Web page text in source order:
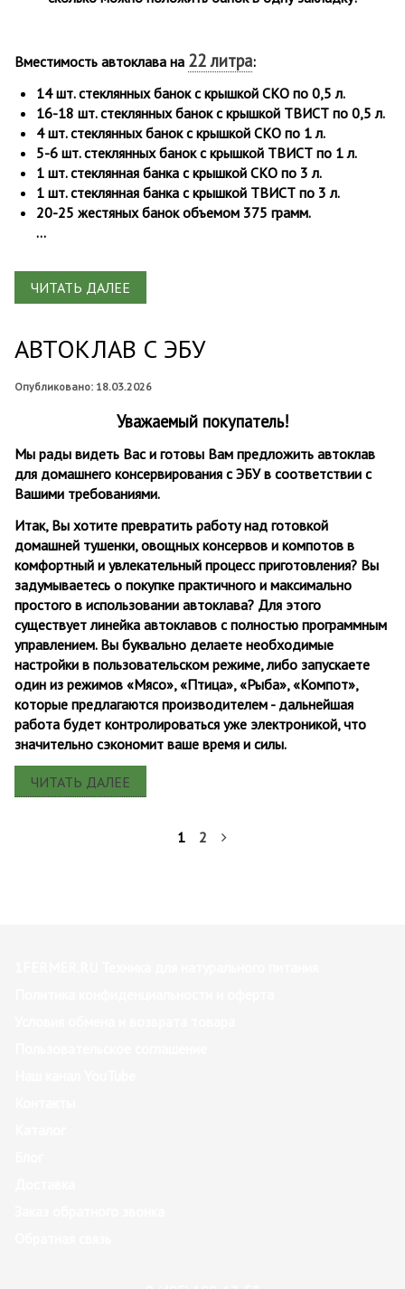
Вместимость автоклава на 22 литра:
14 шт. стеклянных банок с крышкой СКО по 0,5 л.
16-18 шт. стеклянных банок с крышкой ТВИСТ по 0,5 л.
4 шт. стеклянных банок с крышкой СКО по 1 л.
5-6 шт. стеклянных банок с крышкой ТВИСТ по 1 л.
1 шт. стеклянная банка с крышкой СКО по 3 л.
1 шт. стеклянная банка с крышкой ТВИСТ по 3 л.
20-25 жестяных банок объемом 375 грамм.
...
ЧИТАТЬ ДАЛЕЕ
АВТОКЛАВ С ЭБУ
Опубликовано: 18.03.2026
Уважаемый покупатель!
Мы рады видеть Вас и готовы Вам предложить автоклав
для домашнего консервирования с ЭБУ в соответствии с
Вашими требованиями.
Итак, Вы хотите превратить работу над готовкой
домашней тушенки, овощных консервов и компотов в
комфортный и увлекательный процесс приготовления? Вы
задумываетесь о покупке практичного и максимально
простого в использовании автоклава? Для этого
существует линейка автоклавов с полностью программным
управлением.Вы буквально делаете необходимые
настройки в пользовательском режиме, либо запускаете
один из режимов «Мясо», «Птица», «Рыба», «Компот»,
которые предлагаются производителем - дальнейшая
работа будет контролироваться уже электроникой, что
значительно сэкономит ваше время и силы.
ЧИТАТЬ ДАЛЕЕ
1 2